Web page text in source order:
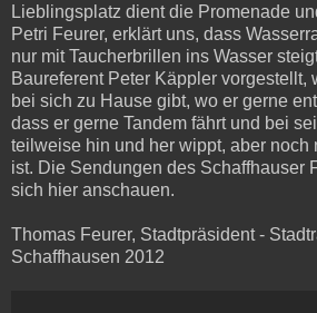
Lieblingsplatz dient die Promenade
Petri Feurer, erklärt uns, dass
nur mit Taucherbrillen ins Wasser
Baureferent Peter Käppler vorgestellt,
bei sich zu Hause gibt, wo er gerne
dass er gerne Tandem fährt und bei
teilweise hin und her wippt, aber noch
ist. Die Sendungen des Schaffhauser
sich hier anschauen.
Thomas Feurer, Stadtpräsident -
Schaffhausen 2012